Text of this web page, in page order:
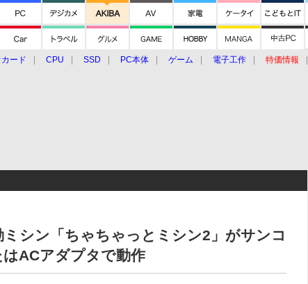
ード CPU SSD PC本体 ゲーム 電子工作 特価情報
シン「ちゃちゃっとミシン2」がサンコ
ACアダプタで動作